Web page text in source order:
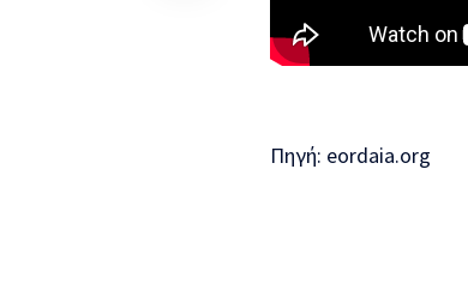
Πηγή: eordaia.org